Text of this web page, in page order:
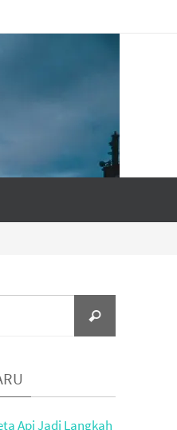
Search
Api Jadi Langkah